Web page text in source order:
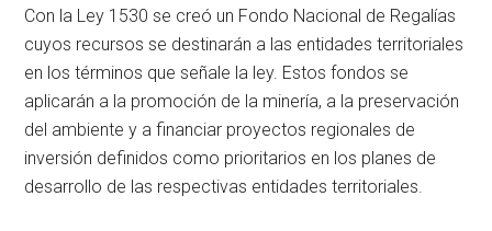
Con la Ley 1530 se creó un Fondo Nacional de Regalías
cuyos recursos se destinarán a las entidades territoriales
en los términos que señale la ley. Estos fondos se
aplicarán a la promoción de la minería, a la preservación
del ambiente y a financiar proyectos regionales de
inversión definidos como prioritarios en los planes de
desarrollo de las respectivas entidades territoriales.